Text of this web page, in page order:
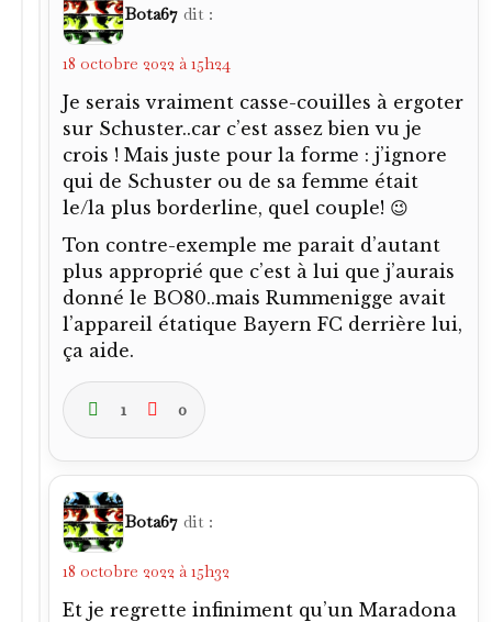
Bota67 dit :
18 octobre 2022 à 15h24
Je serais vraiment casse-couilles à ergoter
sur Schuster..car c’est assez bien vu je
crois ! Mais juste pour la forme : j’ignore
qui de Schuster ou de sa femme était
le/la plus borderline, quel couple! 😉
Ton contre-exemple me parait d’autant
plus approprié que c’est à lui que j’aurais
donné le BO80..mais Rummenigge avait
l’appareil étatique Bayern FC derrière lui,
ça aide.
1 0
Bota67 dit :
18 octobre 2022 à 15h32
Et je regrette infiniment qu’un Maradona